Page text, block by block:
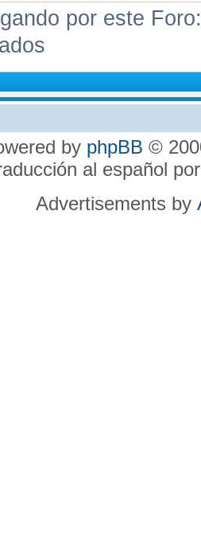
por este
by phpBB ©
al español
Advertisements by